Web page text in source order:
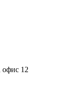
офис 12